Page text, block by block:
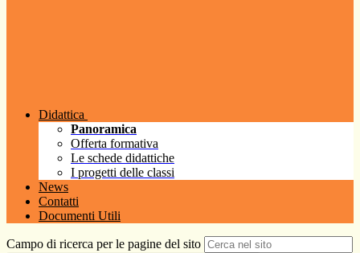
Didattica
Panoramica
Offerta formativa
Le schede didattiche
I progetti delle classi
News
Contatti
Documenti Utili
Campo di ricerca per le pagine del sito